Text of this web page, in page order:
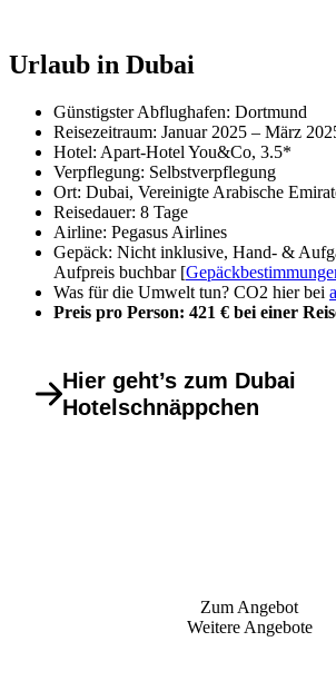
Urlaub in Dubai
Günstigster Abflughafen: Dortmund
Reisezeitraum: Januar 2025 – März
Hotel: Apart-Hotel You&Co, 3.5*
Verpflegung: Selbstverpflegung
Ort: Dubai, Vereinigte Arabische
Reisedauer: 8 Tage
Airline: Pegasus Airlines
Gepäck: Nicht inklusive, Hand- &
Aufpreis buchbar [
Was für die Umwelt tun? CO2 hier bei
Preis pro Person: 421 € bei einer
Hier geht’s zum Dubai
Hotelschnäppchen
Zum Angebot
Weitere Angebote